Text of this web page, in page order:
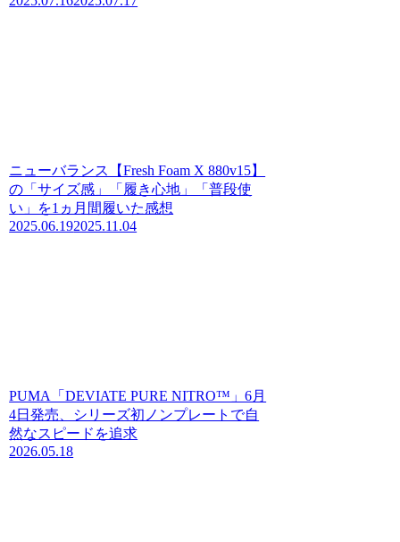
ニューバランス【Fresh Foam X 880v15】
の「サイズ感」「履き心地」「普段使
い」を1ヵ月間履いた感想
2025.06.192025.11.04
PUMA「DEVIATE PURE NITRO™」6月
4日発売、シリーズ初ノンプレートで自
然なスピードを追求
2026.05.18